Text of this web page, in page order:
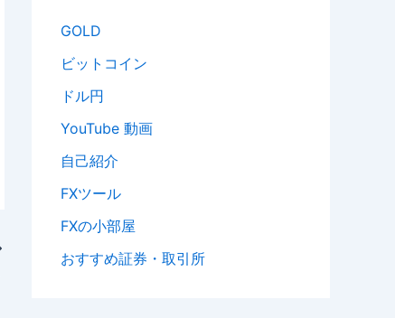
GOLD
ビットコイン
ドル円
YouTube 動画
自己紹介
FXツール
FXの小部屋
おすすめ証券・取引所